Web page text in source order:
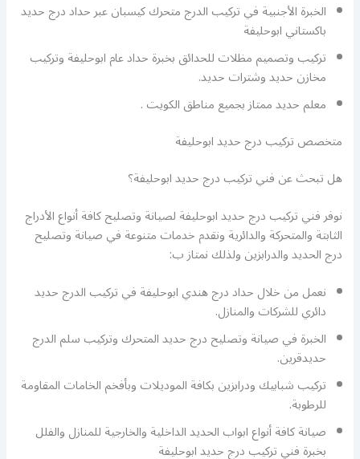
الخبرة الأجنبية في تركيب الدرج متحرك كيسبان عبر حداد درج حديد
باكستاني ابوحليفة
تركيب وتصميم مظلات للحدائق بخبرة حداد عام ابوحليفة وتركيب
مخازن حديد وشترات حديد.
معلم حديد ممتاز بجميع مناطق الكويت .
متخصص تركيب درج حديد ابوحليفة
هل تبحث عن فني تركيب درج حديد ابوحليفة؟
نوفر فني تركيب درج حديد ابوحليفة لصيانة وتصليح كافة أنواع الأدراج
الثابتة والمتحركة والدائرية ونقدم خدمات متنوعة في صيانة وتصليح
درج الحديد والدرابزين ولذلك نمتاز ب:
نعمل من خلال حداد درج هندي ابوحليفة في تركيب الدرج حديد
دائري للشركات والمنازل.
الخبرة في صيانة وتصليح درج حديد المتحرك وتركيب سلم الدرج
حديدقرين.
تركيب شبابيك ودرابزين بكافة الموديلات وبأفخم الخامات المقاومة
للرطوبة.
صيانة كافة أنواع ابواب الحديد الداخلية والخارجية للمنازل والفلل
بخبرة فني تركيب درج حديد ابوحليفة